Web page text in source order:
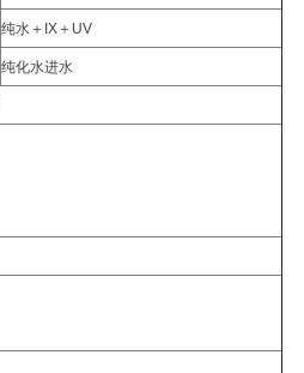
纯水＋IX＋UV
纯化水进水